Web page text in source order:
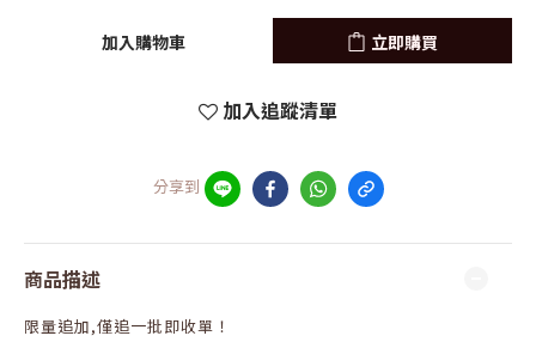
加入購物車 立即購買
加入追蹤清單
分享到
商品描述
限量追加,僅追一批即收單！